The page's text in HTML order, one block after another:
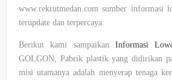
www.rekrutmedan.com sumber informasi
terupdate dan terpercaya.
Berikut kami sampaikan Informasi
GOLGON, Pabrik plastik yang didirikan
misi utamanya adalah menyerap tenaga